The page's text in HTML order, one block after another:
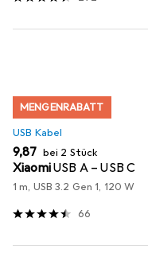
MENGENRABATT
USB Kabel
EUR
9,87 bei 2 Stück
XiaomiUSB A – USB C
1 m, USB 3.2 Gen 1, 120 W
66